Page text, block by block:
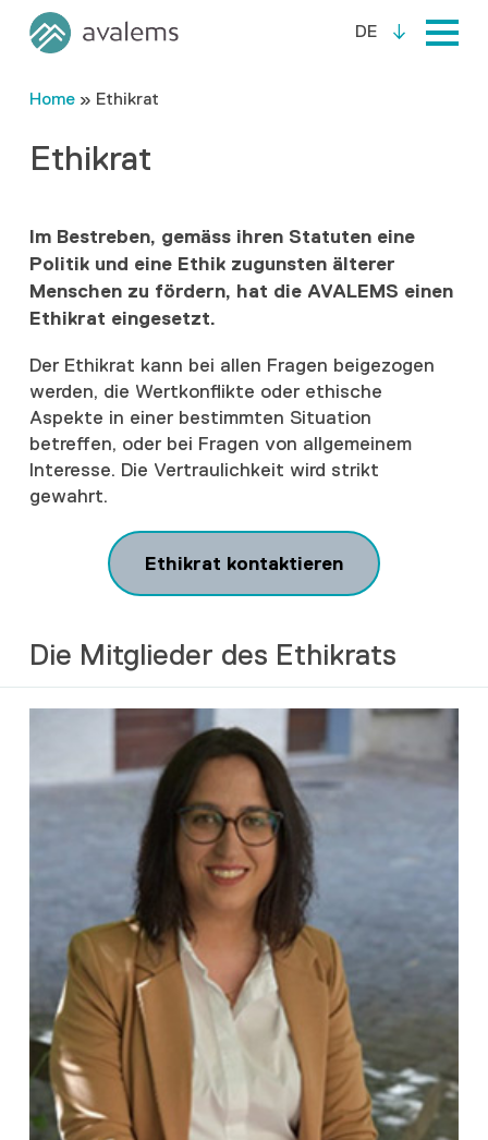
DE
Home» Ethikrat
Ethikrat
Im Bestreben, gemäss ihren Statuten eine
Politik und eine Ethik zugunsten älterer
Menschen zu fördern, hat die AVALEMS einen
Ethikrat eingesetzt.
Der Ethikrat kann bei allen Fragen beigezogen
werden, die Wertkonflikte oder ethische
Aspekte in einer bestimmten Situation
betreffen, oder bei Fragen von allgemeinem
Interesse. Die Vertraulichkeit wird strikt
gewahrt.
Ethikrat kontaktieren
Die Mitglieder des Ethikrats